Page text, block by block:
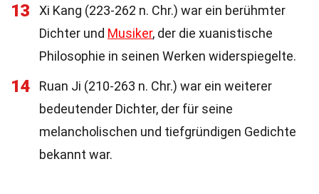
13
Xi Kang (223-262 n. Chr.) war ein berühmter
Dichter und Musiker, der die xuanistische
Philosophie in seinen Werken widerspiegelte.
14
Ruan Ji (210-263 n. Chr.) war ein weiterer
bedeutender Dichter, der für seine
melancholischen und tiefgründigen Gedichte
bekannt war.